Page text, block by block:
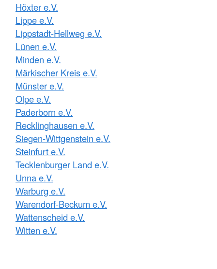
Höxter e.V.
Lippe e.V.
Lippstadt-Hellweg e.V.
Lünen e.V.
Minden e.V.
Märkischer Kreis e.V.
Münster e.V.
Olpe e.V.
Paderborn e.V.
Recklinghausen e.V.
Siegen-Wittgenstein e.V.
Steinfurt e.V.
Tecklenburger Land e.V.
Unna e.V.
Warburg e.V.
Warendorf-Beckum e.V.
Wattenscheid e.V.
Witten e.V.